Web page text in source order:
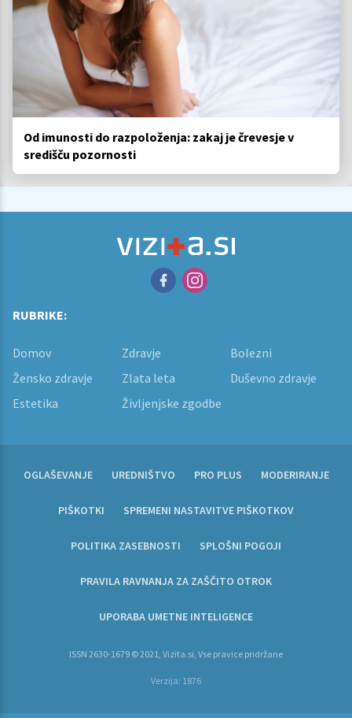
Od imunosti do razpoloženja: zakaj je črevesje v
središču pozornosti
RUBRIKE:
Domov Zdravje
Bolezni
Žensko zdravje
Zlata leta
Duševno zdravje
Estetika
Življenjske zgodbe
OGLAŠEVANJE UREDNIŠTVO PRO PLUS MODERIRANJE
PIŠKOTKI SPREMENI NASTAVITVE PIŠKOTKOV
POLITIKA ZASEBNOSTI SPLOŠNI POGOJI
PRAVILA RAVNANJA ZA ZAŠČITO OTROK
UPORABA UMETNE INTELIGENCE
ISSN 2630-1679 © 2021, Vizita.si, Vse pravice pridržane
Verzija: 1876